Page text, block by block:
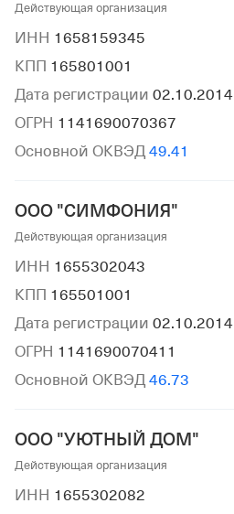
Действующая организация
ИНН 1658159345
КПП 165801001
Дата регистрации 02.10.2014
ОГРН 1141690070367
Основной ОКВЭД 49.41
ООО "СИМФОНИЯ"
Действующая организация
ИНН 1655302043
КПП 165501001
Дата регистрации 02.10.2014
ОГРН 1141690070411
Основной ОКВЭД 46.73
ООО "УЮТНЫЙ ДОМ"
Действующая организация
ИНН 1655302082